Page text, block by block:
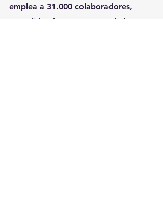
emplea a 31.000 colaboradores,
consolidándose como una de las